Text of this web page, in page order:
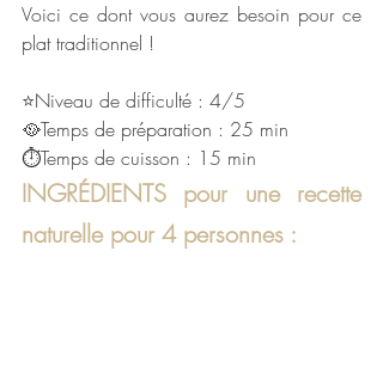
Voici ce dont vous aurez besoin pour ce
plat traditionnel !
⭐Niveau de difficulté : 4/5
🥘Temps de préparation : 25 min
⏱Temps de cuisson : 15 min
INGRÉDIENTS pour une recette
naturelle pour 4 personnes :